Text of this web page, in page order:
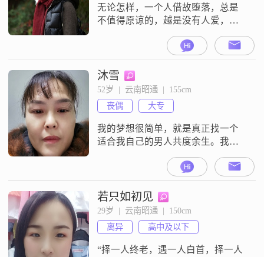
无论怎样，一个人借故堕落，总是
不值得原谅的，越是没有人爱，越
沐雪
52岁  |  云南昭通  |  155cm
丧偶
大专
我的梦想很简单，就是真正找一个
适合我自己的男人共度余生。我的
因为我四十多岁的人了，不应该相
信和追求爱情。然而，我会竭尽所
能，找到适合我的另一半，开始我
幸福的人生。所以我来到这里，希
望有缘人看到我的信息，谢谢?！
若只如初见
29岁  |  云南昭通  |  150cm
离异
高中及以下
“择一人终老，遇一人白首，择一人